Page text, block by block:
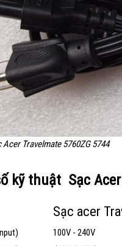
Travelmate 5760ZG 5744
kỹ thuật Sạc
Sạc acer
100V - 240V